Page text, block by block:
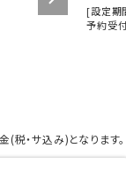
[設定期
予約受
・サ込み)となります。